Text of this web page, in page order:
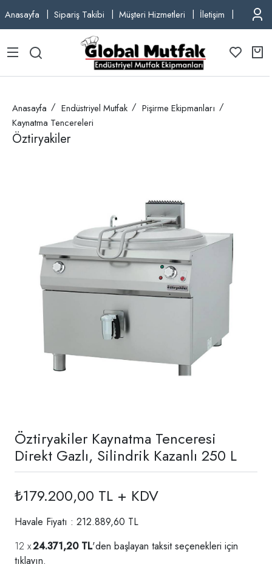
Anasayfa Sipariş Takibi Müşteri Hizmetleri İletişim TEL:
Anasayfa Endüstriyel Mutfak
Pişirme Ekipmanları
Kaynatma Tencereleri
Öztiryakiler
Öztiryakiler Kaynatma Tenceresi
Direkt Gazlı, Silindrik Kazanlı 250 L
₺179.200,00 TL + KDV
Havale Fiyatı : 212.889,60 TL
24.371,20 TL'den başlayan taksit seçenekleri için
tıklayın.